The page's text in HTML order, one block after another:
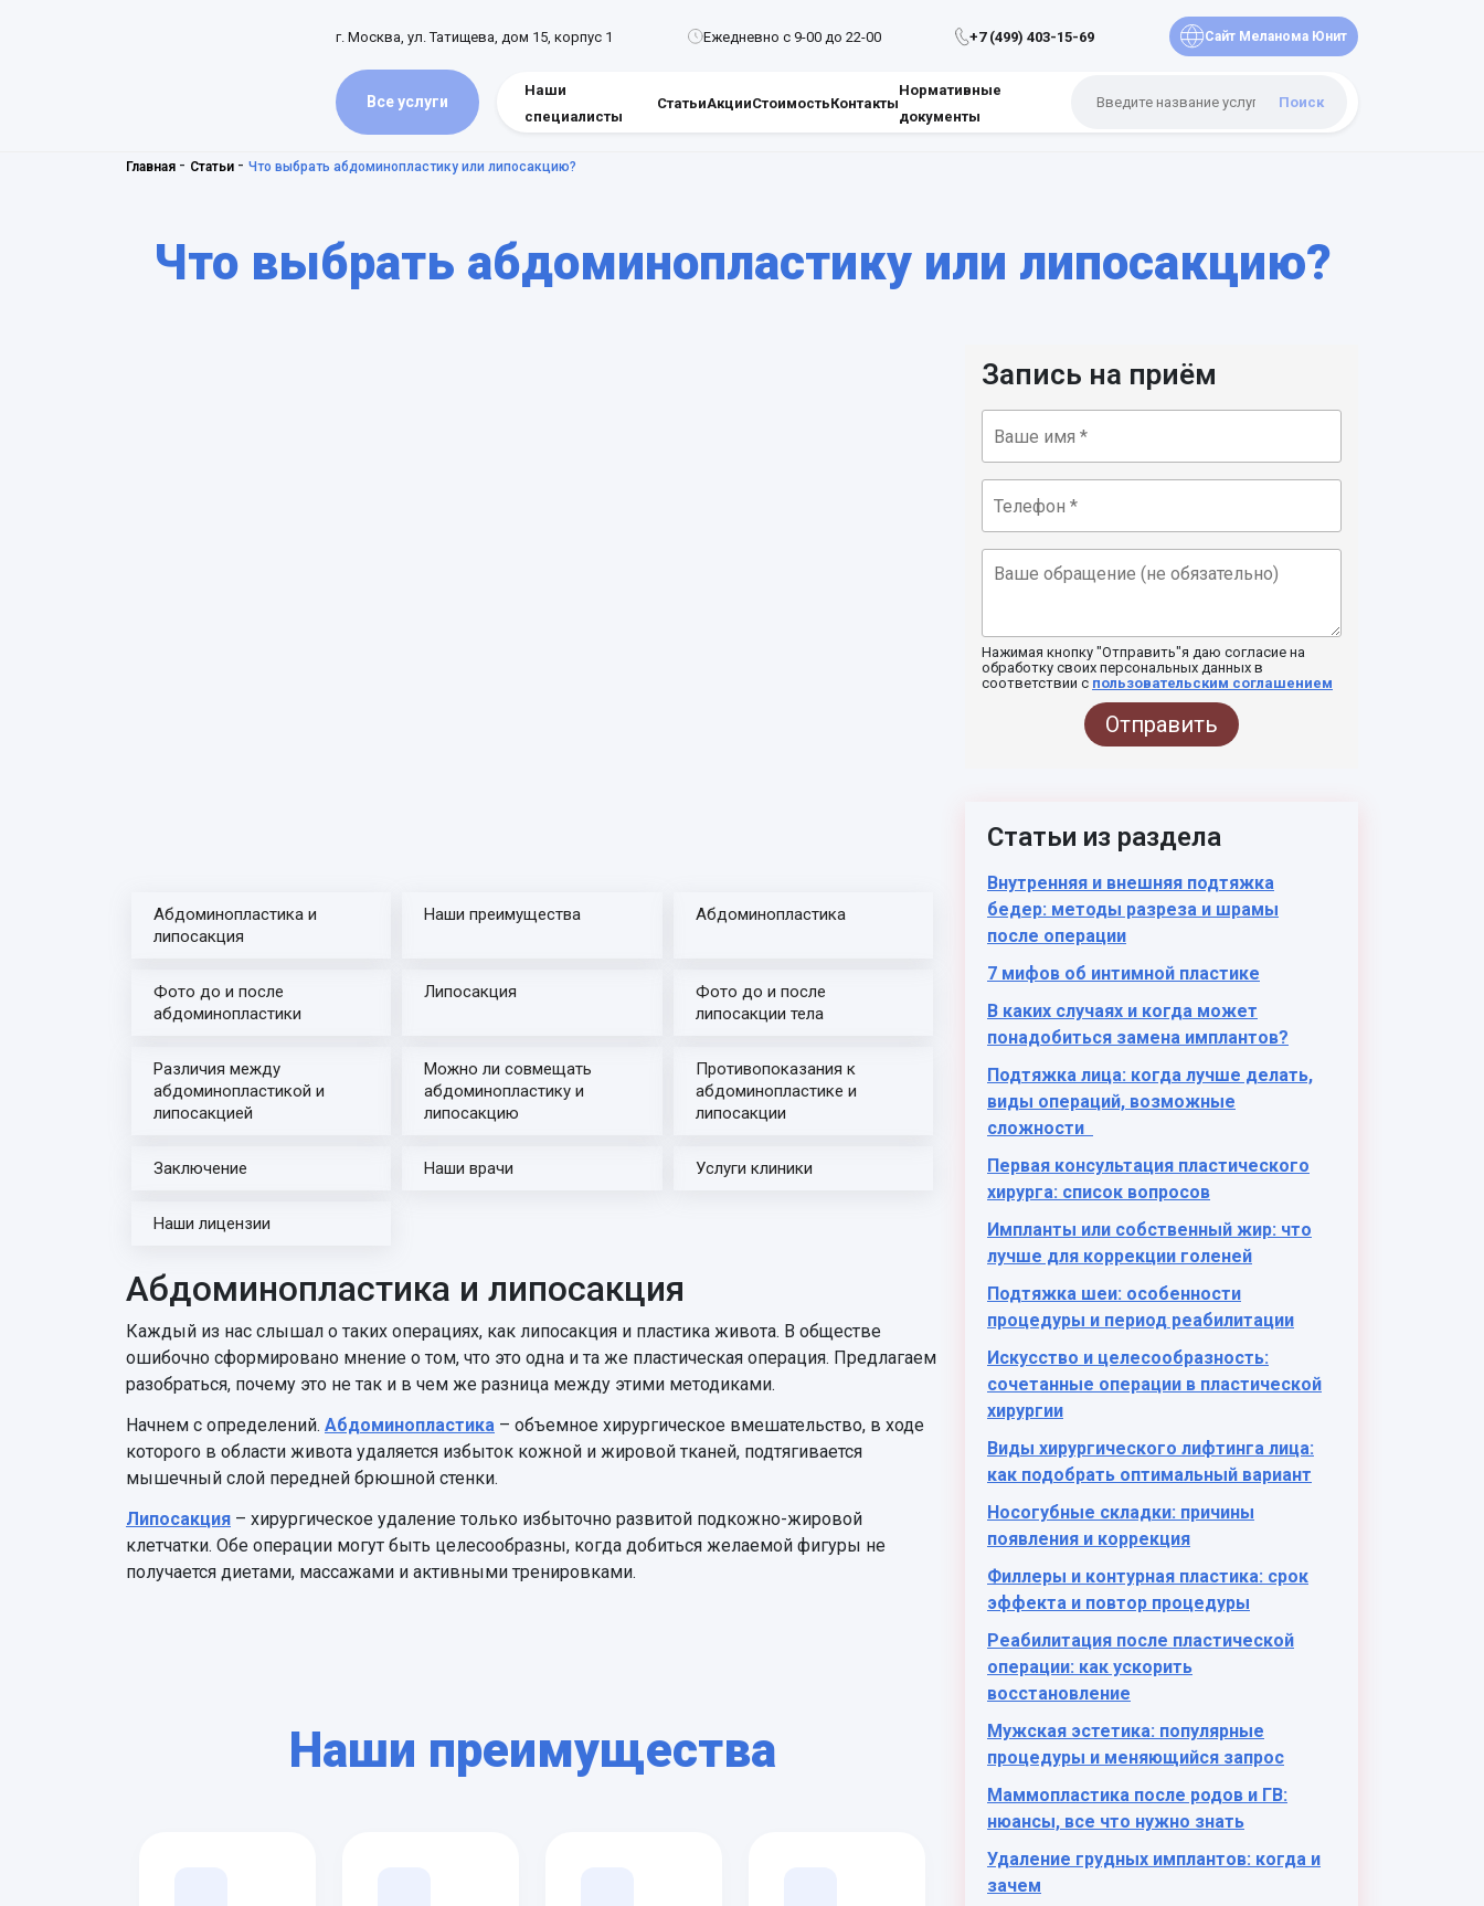
г. Москва, ул. Татищева, дом 15, корпус 1 Ежедневно с 9-00 до 22-00 +7 (499) 403-15-69 Сайт Меланома Юнит
Все услуги
Наши
специалисты
СтатьиАкцииСтоимостьКонтакты
Нормативные
документы
Поиск
Главная - Статьи - Что выбрать абдоминопластику или липосакцию?
Что выбрать абдоминопластику или липосакцию?
Абдоминопластика и
липосакция
Наши преимущества Абдоминопластика
Фото до и после
абдоминопластики
Липосакция
Фото до и после
липосакции тела
Различия между
абдоминопластикой и
липосакцией
Можно ли совмещать
абдоминопластику и
липосакцию
Противопоказания к
абдоминопластике и
липосакции
Заключение Наши врачи Услуги клиники
Наши лицензии
Абдоминопластика и липосакция
Каждый из нас слышал о таких операциях, как липосакция и пластика живота. В обществе
ошибочно сформировано мнение о том, что это одна и та же пластическая операция. Предлагаем
разобраться, почему это не так и в чем же разница между этими методиками.
Начнем с определений. Абдоминопластика – объемное хирургическое вмешательство, в ходе
которого в области живота удаляется избыток кожной и жировой тканей, подтягивается
мышечный слой передней брюшной стенки.
Липосакция – хирургическое удаление только избыточно развитой подкожно-жировой
клетчатки. Обе операции могут быть целесообразны, когда добиться желаемой фигуры не
получается диетами, массажами и активными тренировками.
Наши преимущества
Запись на приём
Нажимая кнопку "Отправить"я даю согласие на
обработку своих персональных данных в
соответствии с пользовательским соглашением
Отправить
Статьи из раздела
Внутренняя и внешняя подтяжка
бедер: методы разреза и шрамы
после операции
7 мифов об интимной пластике
В каких случаях и когда может
понадобиться замена имплантов?
Подтяжка лица: когда лучше делать,
виды операций, возможные
сложности
Первая консультация пластического
хирурга: список вопросов
Импланты или собственный жир: что
лучше для коррекции голеней
Подтяжка шеи: особенности
процедуры и период реабилитации
Искусство и целесообразность:
сочетанные операции в пластической
хирургии
Виды хирургического лифтинга лица:
как подобрать оптимальный вариант
Носогубные складки: причины
появления и коррекция
Филлеры и контурная пластика: срок
эффекта и повтор процедуры
Реабилитация после пластической
операции: как ускорить
восстановление
Мужская эстетика: популярные
процедуры и меняющийся запрос
Маммопластика после родов и ГВ:
нюансы, все что нужно знать
Удаление грудных имплантов: когда и
зачем